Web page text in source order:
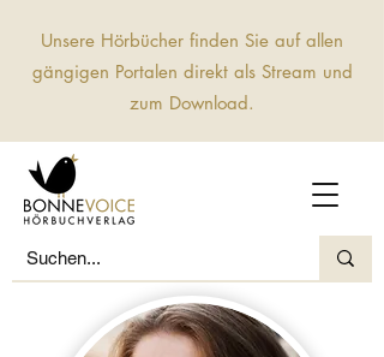
Unsere Hörbücher finden Sie auf allen
gängigen Portalen direkt als Stream und
zum Download.